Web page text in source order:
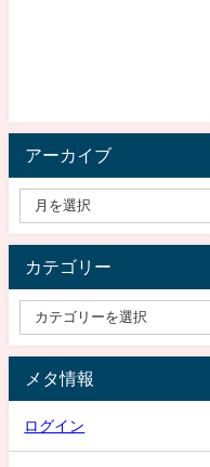
アーカイブ
カテゴリー
メタ情報
ログイン